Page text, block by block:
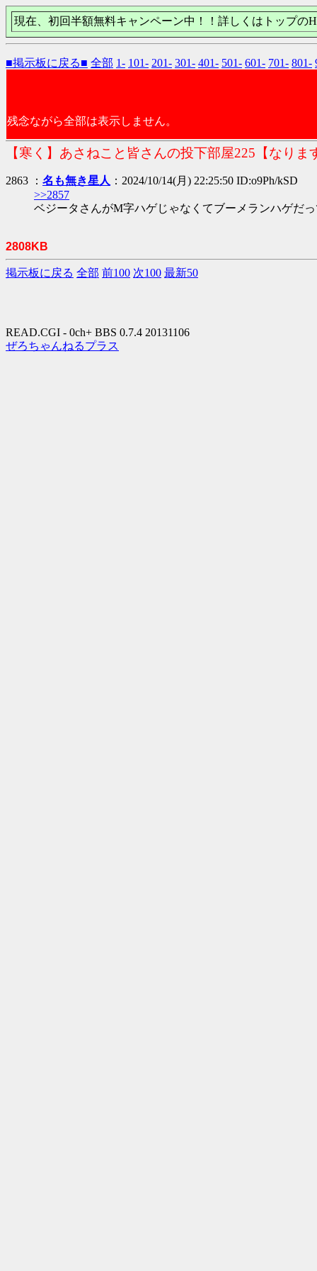
現在、初回半額無料キャンペーン中！！詳しくはトップの
■掲示板に戻る■ 全部 1- 101- 201- 301- 401- 501- 601- 701- 801-
残念ながら全部は表示しません。
【寒く】あさねこと皆さんの投下部屋225【なりま
2863 ： 名も無き星人 ：2024/10/14(月) 22:25:50 ID:o9Ph/kSD
>>2857
ベジータさんがM字ハゲじゃなくてブーメランハゲだ
2808KB
掲示板に戻る 全部 前100 次100 最新50
READ.CGI - 0ch+ BBS 0.7.4 20131106
ぜろちゃんねるプラス